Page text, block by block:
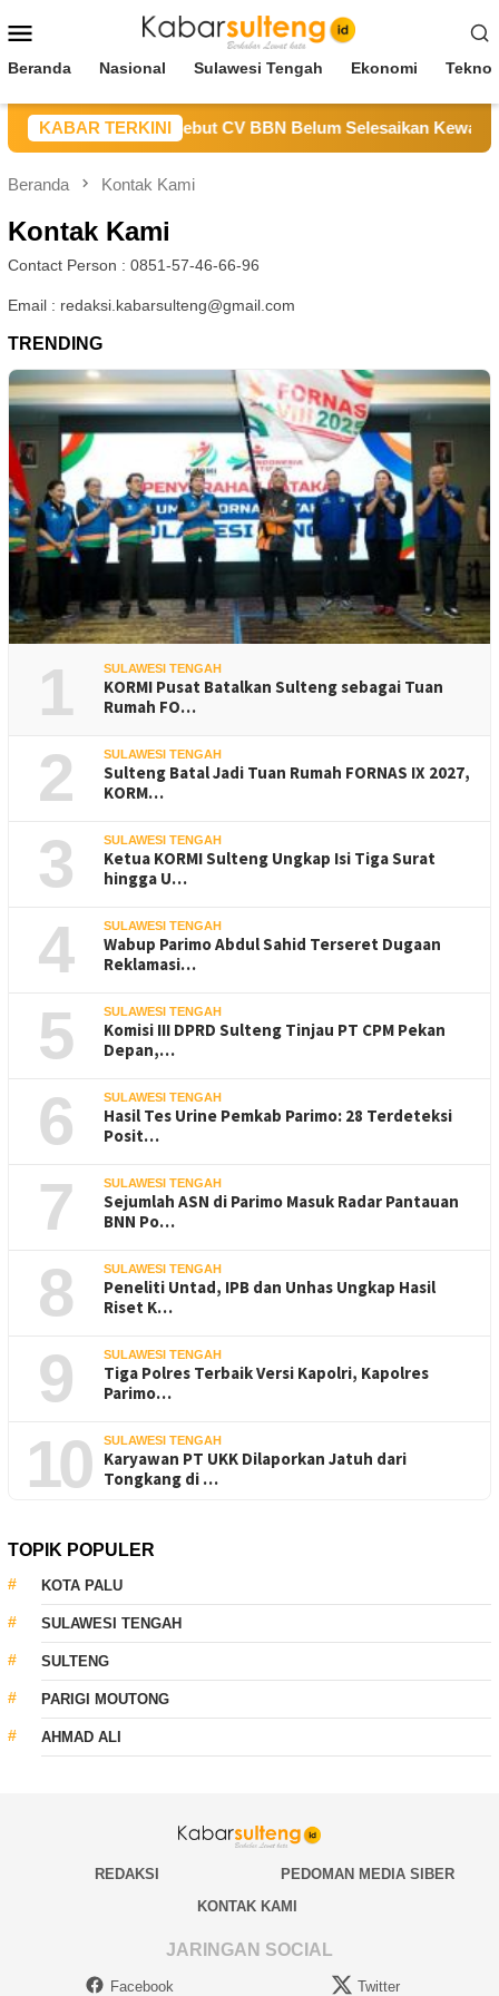
ke
Mobile
Beranda Nasional Sulawesi Tengah Ekonomi
KABAR TERKINI
ESDM Sulteng Sebut CV BBN Belum Selesaikan
Beranda Kontak Kami
Kontak Kami
Contact Person : 0851-57-46-66-96
Email : redaksi.kabarsulteng@gmail.com
TRENDING
1 SULAWESI TENGAH
KORMI Pusat Batalkan Sulteng sebagai Tuan
Rumah FO…
2 SULAWESI TENGAH
Sulteng Batal Jadi Tuan Rumah FORNAS IX 2027,
KORM…
3 SULAWESI TENGAH
Ketua KORMI Sulteng Ungkap Isi Tiga Surat
hingga U…
4 SULAWESI TENGAH
Wabup Parimo Abdul Sahid Terseret Dugaan
Reklamasi…
5 SULAWESI TENGAH
Komisi III DPRD Sulteng Tinjau PT CPM Pekan
Depan,…
6 SULAWESI TENGAH
Hasil Tes Urine Pemkab Parimo: 28 Terdeteksi
Posit…
7 SULAWESI TENGAH
Sejumlah ASN di Parimo Masuk Radar Pantauan
BNN Po…
8 SULAWESI TENGAH
Peneliti Untad, IPB dan Unhas Ungkap Hasil
Riset K…
9 SULAWESI TENGAH
Tiga Polres Terbaik Versi Kapolri, Kapolres
Parimo…
10 SULAWESI TENGAH
Karyawan PT UKK Dilaporkan Jatuh dari
Tongkang di …
TOPIK POPULER
KOTA PALU
SULAWESI TENGAH
SULTENG
PARIGI MOUTONG
AHMAD ALI
REDAKSI
PEDOMAN MEDIA SIBER
KONTAK KAMI
JARINGAN SOCIAL
Facebook Twitter